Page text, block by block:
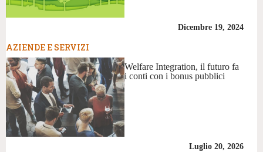
Dicembre 19, 2024
AZIENDE E SERVIZI
Welfare Integration, il futuro fa
i conti con i bonus pubblici
Luglio 20, 2026